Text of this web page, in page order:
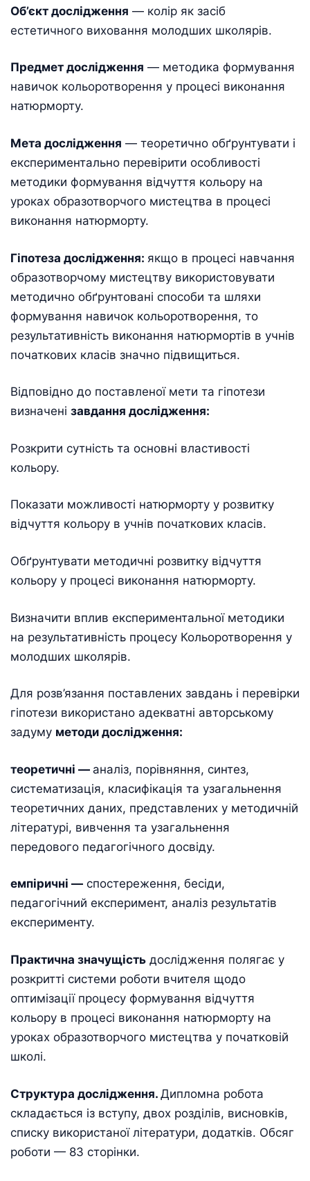
Об’єкт дослідження — колір як засіб
естетичного виховання молодших школярів.
Предмет дослідження — методика формування
навичок кольоротворення у процесі виконання
натюрморту.
Мета дослідження — теоретично обґрунтувати і
експериментально перевірити особливості
методики формування відчуття кольору на
уроках образотворчого мистецтва в процесі
виконання натюрморту.
Гіпотеза дослідження: якщо в процесі навчання
образотворчому мистецтву використовувати
методично обґрунтовані способи та шляхи
формування навичок кольоротворення, то
результативність виконання натюрмортів в учнів
початкових класів значно підвищиться.
Відповідно до поставленої мети та гіпотези
визначені завдання дослідження:
Розкрити сутність та основні властивості
кольору.
Показати можливості натюрморту у розвитку
відчуття кольору в учнів початкових класів.
Обґрунтувати методичні розвитку відчуття
кольору у процесі виконання натюрморту.
Визначити вплив експериментальної методики
на результативність процесу Кольоротворення у
молодших школярів.
Для розв’язання поставлених завдань і перевірки
гіпотези використано адекватні авторському
задуму методи дослідження:
теоретичні — аналіз, порівняння, синтез,
систематизація, класифікація та узагальнення
теоретичних даних, представлених у методичній
літературі, вивчення та узагальнення
передового педагогічного досвіду.
емпіричні — спостереження, бесіди,
педагогічний експеримент, аналіз результатів
експерименту.
Практична значущість дослідження полягає у
розкритті системи роботи вчителя щодо
оптимізації процесу формування відчуття
кольору в процесі виконання натюрморту на
уроках образотворчого мистецтва у початковій
школі.
Структура дослідження. Дипломна робота
складається із вступу, двох розділів, висновків,
списку використаної літератури, додатків. Обсяг
роботи — 83 сторінки.